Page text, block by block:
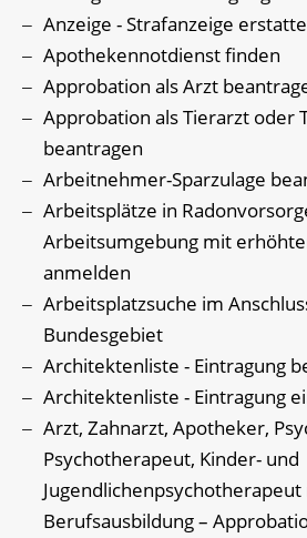
Anzeige - Strafanzeige
Apothekennotdienst finden
Approbation als Arzt
Approbation als Tierarzt oder
beantragen
Arbeitnehmer-Sparzulage
Arbeitsplätze in
Arbeitsumgebung mit
anmelden
Arbeitsplatzsuche im
Bundesgebiet
Architektenliste - Eintragung
Architektenliste - Eintragung
Arzt, Zahnarzt, Apotheker,
Psychotherapeut, Kinder- und
Berufsausbildung –